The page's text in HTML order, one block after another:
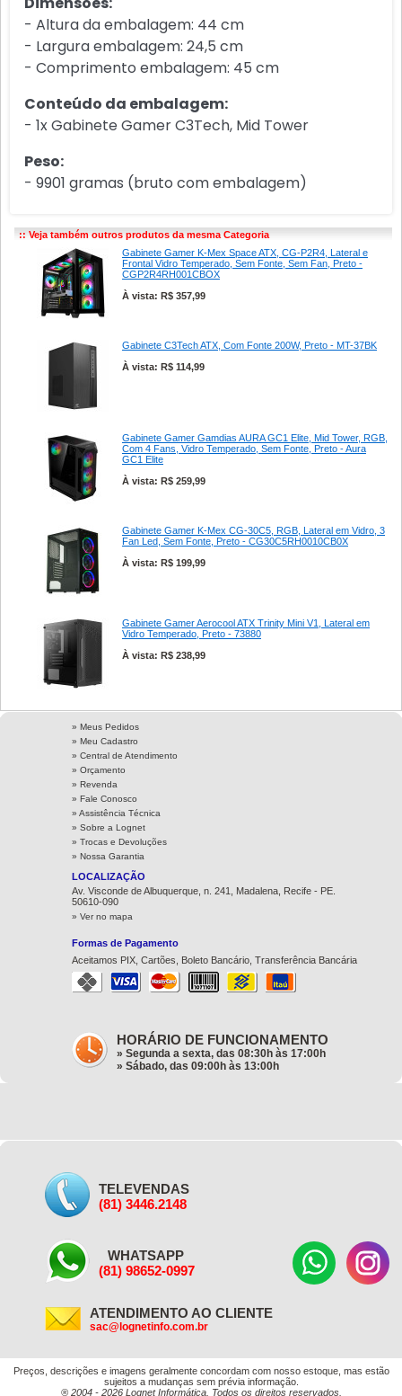
- Altura da embalagem: 44 cm
- Largura embalagem: 24,5 cm
- Comprimento embalagem: 45 cm
Conteúdo da embalagem:
- 1x Gabinete Gamer C3Tech, Mid Tower
Peso:
- 9901 gramas (bruto com embalagem)
:: Veja também outros produtos da mesma Categoria
Gabinete Gamer K-Mex Space ATX, CG-P2R4, Lateral e
Frontal Vidro Temperado, Sem Fonte, Sem Fan, Preto -
CGP2R4RH001CBOX
À vista: R$ 357,99
Gabinete C3Tech ATX, Com Fonte 200W, Preto - MT-37BK
À vista: R$ 114,99
Gabinete Gamer Gamdias AURA GC1 Elite, Mid Tower, RGB,
Com 4 Fans, Vidro Temperado, Sem Fonte, Preto - Aura
GC1 Elite
À vista: R$ 259,99
Gabinete Gamer K-Mex CG-30C5, RGB, Lateral em Vidro, 3
Fan Led, Sem Fonte, Preto - CG30C5RH0010CB0X
À vista: R$ 199,99
Gabinete Gamer Aerocool ATX Trinity Mini V1, Lateral em
Vidro Temperado, Preto - 73880
À vista: R$ 238,99
» Meus Pedidos
» Meu Cadastro
» Central de Atendimento
» Orçamento
» Revenda
» Fale Conosco
» Assistência Técnica
» Sobre a Lognet
» Trocas e Devoluções
» Nossa Garantia
LOCALIZAÇÃO
Av. Visconde de Albuquerque, n. 241, Madalena, Recife - PE.
50610-090
» Ver no mapa
Formas de Pagamento
Aceitamos PIX, Cartões, Boleto Bancário, Transferência Bancária
HORÁRIO DE FUNCIONAMENTO
» Segunda a sexta, das 08:30h às 17:00h
» Sábado, das 09:00h às 13:00h
TELEVENDAS
(81) 3446.2148
WHATSAPP
(81) 98652-0997
ATENDIMENTO AO CLIENTE
sac@lognetinfo.com.br
Preços, descrições e imagens geralmente concordam com nosso estoque, mas estão
sujeitos a mudanças sem prévia informação.
® 2004 - 2026 Lognet Informática. Todos os direitos reservados.